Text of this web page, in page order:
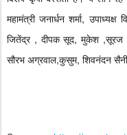
महामंत्री जनार्धन शर्मा,
जितेंद्र , दीपक सूद, मुकेश ,सूरज ,
सौरभ अग्रवाल,कुसुम, शिवनंदन